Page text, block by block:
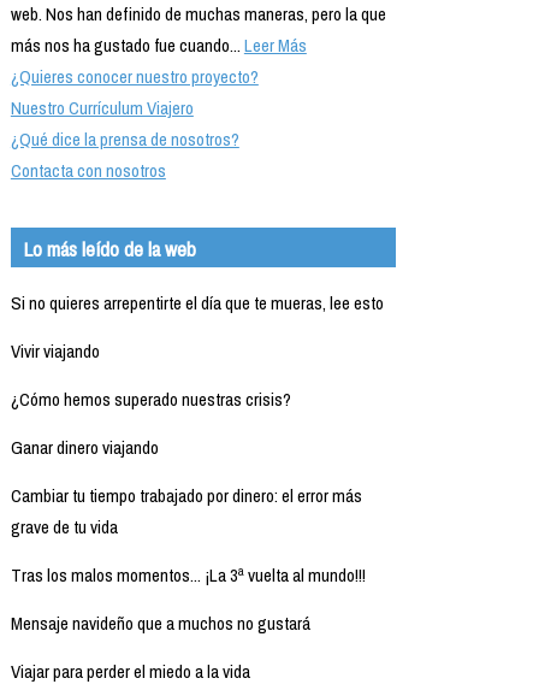
web. Nos han definido de muchas maneras, pero la que
más nos ha gustado fue cuando...Leer Más
¿Quieres conocer nuestro proyecto?
Nuestro Currículum Viajero
¿Qué dice la prensa de nosotros?
Contacta con nosotros
Lo más leído de la web
Si no quieres arrepentirte el día que te mueras, lee esto
Vivir viajando
¿Cómo hemos superado nuestras crisis?
Ganar dinero viajando
Cambiar tu tiempo trabajado por dinero: el error más
grave de tu vida
Tras los malos momentos... ¡La 3ª vuelta al mundo!!!
Mensaje navideño que a muchos no gustará
Viajar para perder el miedo a la vida